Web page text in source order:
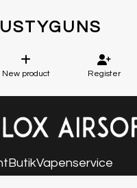
New product Register
ButikVapenservice